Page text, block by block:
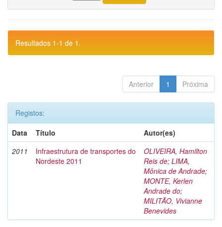
Resultados 1-1 de 1.
Anterior 1 Próxima
Registos:
Data
Título
Autor(es)
2011
Infraestrutura de transportes do
Nordeste 2011
OLIVEIRA, Hamilton
Reis de; LIMA,
Mônica de Andrade;
MONTE, Kerlen
Andrade do;
MILITÃO, Vivianne
Benevides